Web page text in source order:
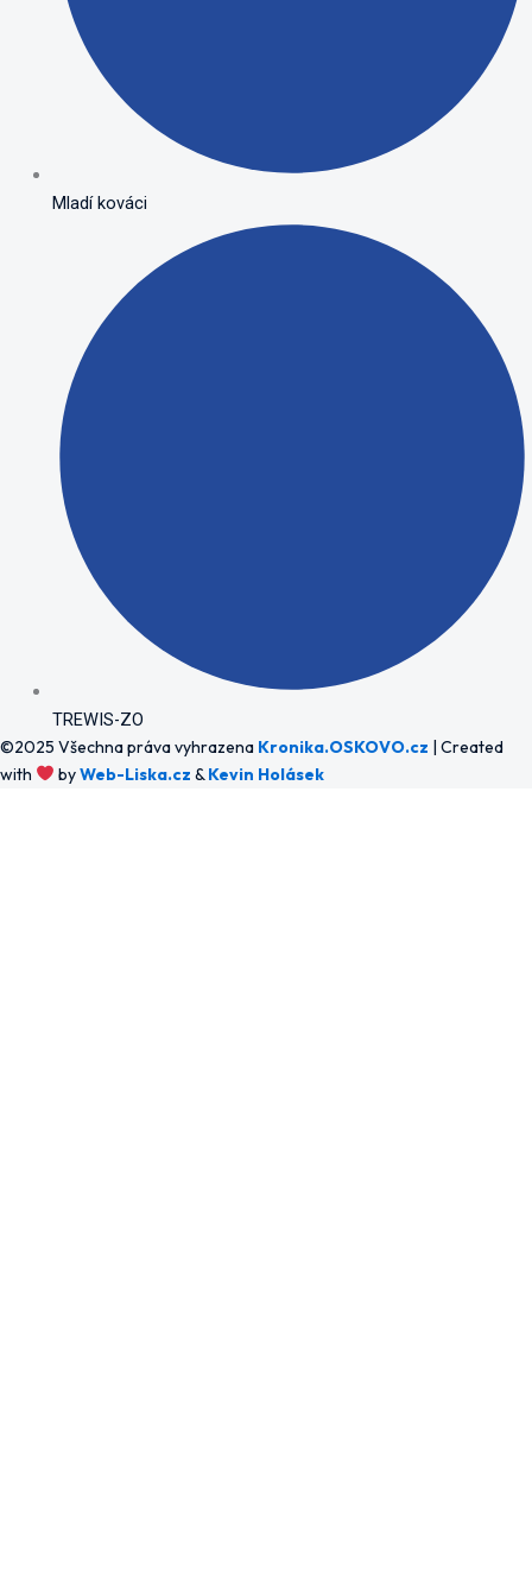
Mladí kováci
TREWIS-ZO
©2025 Všechna práva vyhrazena Kronika.OSKOVO.cz | Created
with
byWeb-Liska.cz &Kevin Holásek